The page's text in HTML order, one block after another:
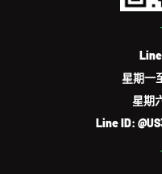
星期一
星期
Line ID: